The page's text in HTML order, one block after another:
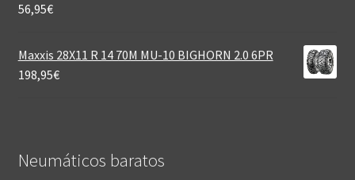
56,95€
Maxxis 28X11 R 14 70M MU-10 BIGHORN 2.0 6PR
198,95€
Neumáticos baratos